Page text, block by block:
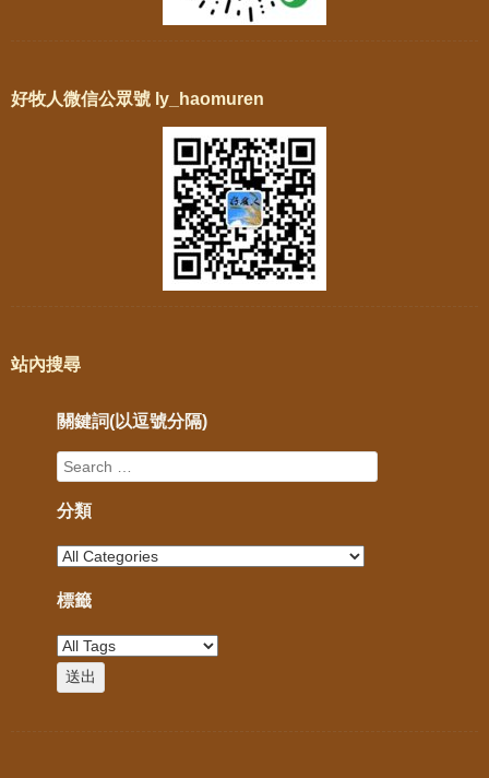
好牧人微信公眾號 ly_haomuren
站內搜尋
關鍵詞(以逗號分隔)
分類
標籤